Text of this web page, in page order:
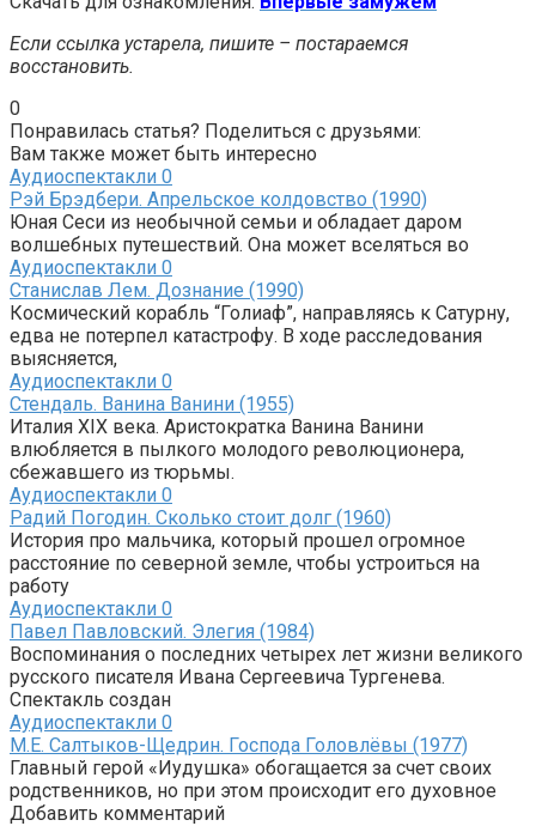
Если ссылка устарела, пишите – постараемся
восстановить.
0
Понравилась статья? Поделиться с друзьями:
Вам также может быть интересно
Аудиоспектакли 0
Рэй Брэдбери. Апрельское колдовство (1990)
Юная Сеси из необычной семьи и обладает даром
волшебных путешествий. Она может вселяться во
Аудиоспектакли 0
Станислав Лем. Дознание (1990)
Космический корабль “Голиаф”, направляясь к Сатурну,
едва не потерпел катастрофу. В ходе расследования
выясняется,
Аудиоспектакли 0
Стендаль. Ванина Ванини (1955)
Италия XIX века. Аристократка Ванина Ванини
влюбляется в пылкого молодого революционера,
сбежавшего из тюрьмы.
Аудиоспектакли 0
Радий Погодин. Сколько стоит долг (1960)
История про мальчика, который прошел огромное
расстояние по северной земле, чтобы устроиться на
работу
Аудиоспектакли 0
Павел Павловский. Элегия (1984)
Воспоминания о последних четырех лет жизни великого
русского писателя Ивана Сергеевича Тургенева.
Спектакль создан
Аудиоспектакли 0
М.Е. Салтыков-Щедрин. Господа Головлёвы (1977)
Главный герой «Иудушка» обогащается за счет своих
родственников, но при этом происходит его духовное
Добавить комментарий